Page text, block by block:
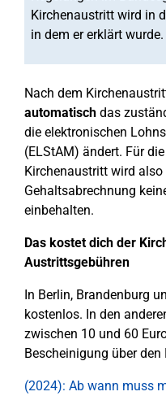
Kirchenaustritt wird in
in dem er erklärt wurde.
Nach dem
automatisch das
die elektronischen
(ELStAM) ändert. Für
Kirchenaustritt wird
Gehaltsabrechnung
einbehalten.
Das kostet dich der
Austrittsgebühren
In Berlin, Brandenburg
kostenlos. In den
zwischen 10 und 60
Bescheinigung über
(2024): Ab wann muss